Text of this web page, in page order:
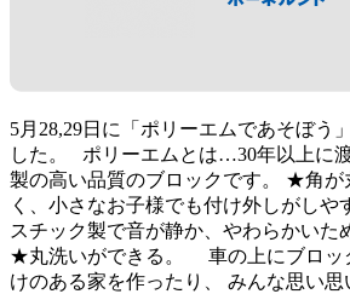
5月28,29日に「ポリーエムであそぼう
した。 ポリーエムとは…30年以上に
製の高い品質のブロックです。 ★角が
く、小さなお子様でも付け外しがし
スチック製で音が静か、やわらかいた
★丸洗いができる。 車の上にブロッ
けのある家を作ったり、 みんな思い